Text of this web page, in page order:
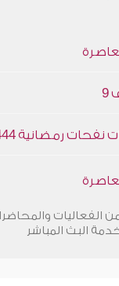
9 الفعاليات
البث المباشر